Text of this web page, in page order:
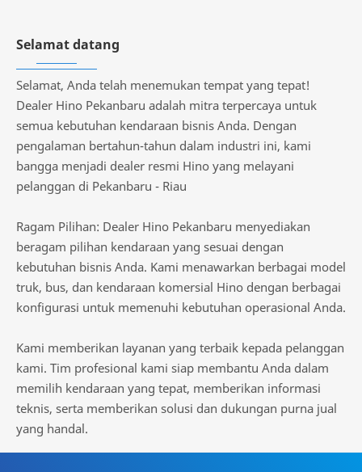
Selamat datang
Selamat, Anda telah menemukan tempat yang tepat!
Dealer Hino Pekanbaru adalah mitra terpercaya untuk
semua kebutuhan kendaraan bisnis Anda. Dengan
pengalaman bertahun-tahun dalam industri ini, kami
bangga menjadi dealer resmi Hino yang melayani
pelanggan di Pekanbaru - Riau
Ragam Pilihan: Dealer Hino Pekanbaru menyediakan
beragam pilihan kendaraan yang sesuai dengan
kebutuhan bisnis Anda. Kami menawarkan berbagai model
truk, bus, dan kendaraan komersial Hino dengan berbagai
konfigurasi untuk memenuhi kebutuhan operasional Anda.
Kami memberikan layanan yang terbaik kepada pelanggan
kami. Tim profesional kami siap membantu Anda dalam
memilih kendaraan yang tepat, memberikan informasi
teknis, serta memberikan solusi dan dukungan purna jual
yang handal.